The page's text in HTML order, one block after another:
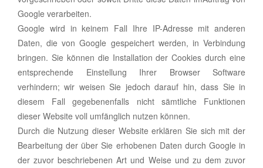
Google verarbeiten.
Google wird in keinem Fall Ihre IP-Adresse mit anderen
Daten, die von Google gespeichert werden, in Verbindung
bringen. Sie können die Installation der Cookies durch eine
entsprechende Einstellung Ihrer Browser Software
verhindern; wir weisen Sie jedoch darauf hin, dass Sie in
diesem Fall gegebenenfalls nicht sämtliche Funktionen
dieser Website voll umfänglich nutzen können.
Durch die Nutzung dieser Website erklären Sie sich mit der
Bearbeitung der über Sie erhobenen Daten durch Google in
der zuvor beschriebenen Art und Weise und zu dem zuvor